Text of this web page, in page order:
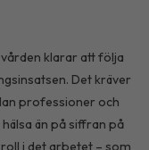
klarar att följa
Det kräver
professioner och
än på siffran på
i det arbetet – som